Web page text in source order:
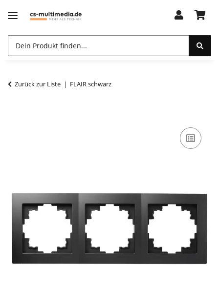
Zurück zur Liste FLAIR schwarz